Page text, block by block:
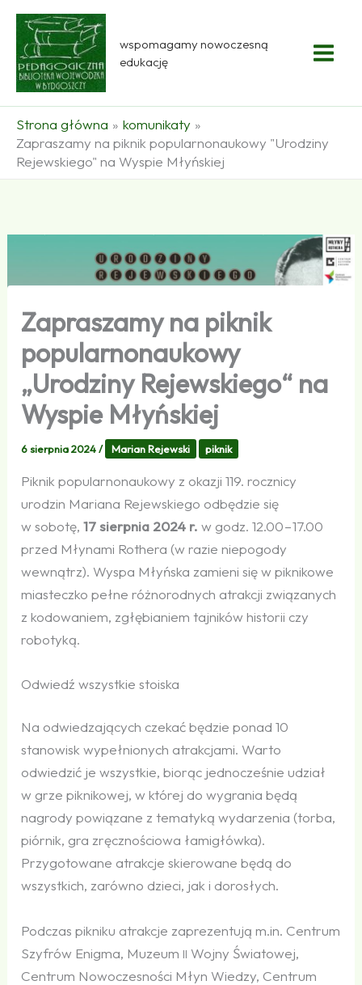
Przejdź
treści
wspomagamy nowoczesną
edukację
Strona główna
komunikaty
Zapraszamy na piknik popularnonaukowy "Urodziny
Rejewskiego" na Wyspie Młyńskiej
Zapraszamy na piknik
popularnonaukowy
„Urodziny Rejewskiego“ na
Wyspie Młyńskiej
6 sierpnia 2024/ Marian Rejewski piknik
Piknik popularnonaukowy z okazji 119. rocznicy
urodzin Mariana Rejewskiego odbędzie się
w sobotę,17 sierpnia 2024 r. w godz. 12.00 – 17.00
przed Młynami Rothera (w razie niepogody
wewnątrz). Wyspa Młyńska zamieni się w piknikowe
miasteczko pełne różnorodnych atrakcji związanych
z kodowaniem, zgłębianiem tajników historii czy
robotyką.
Odwiedź wszystkie stoiska
Na odwiedzających czekać będzie ponad 10
stanowisk wypełnionych atrakcjami. Warto
odwiedzić je wszystkie, biorąc jednocześnie udział
w grze piknikowej, w której do wygrania będą
nagrody powiązane z tematyką wydarzenia (torba,
piórnik, gra zręcznościowa łamigłówka).
Przygotowane atrakcje skierowane będą do
wszystkich, zarówno dzieci, jak i dorosłych.
Podczas pikniku atrakcje zaprezentują m.in. Centrum
Szyfrów Enigma, Muzeum II Wojny Światowej,
Centrum Nowoczesności Młyn Wiedzy, Centrum